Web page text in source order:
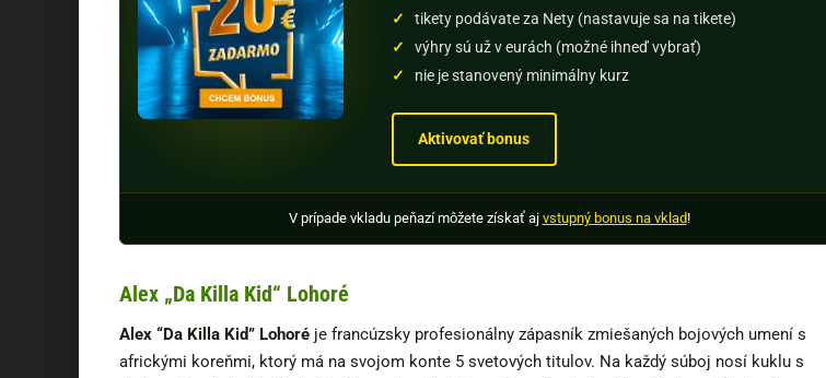
tikety podávate za Nety (nastavuje sa na tikete)
výhry sú už v eurách (možné ihneď vybrať)
nie je stanovený minimálny kurz
Aktivovať bonus
V prípade vkladu peňazí môžete získať aj vstupný bonus na vklad!
Alex „Da Killa Kid“ Lohoré
Alex “Da Killa Kid” Lohoré je francúzsky profesionálny zápasník zmiešaných bojových umení s
africkými koreňmi, ktorý má na svojom konte 5 svetových titulov. Na každý súboj nosí kuklu s